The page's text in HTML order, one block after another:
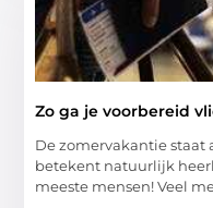
Zo ga je voorbereid
De zomervakantie staat
betekent natuurlijk
meeste mensen! Veel